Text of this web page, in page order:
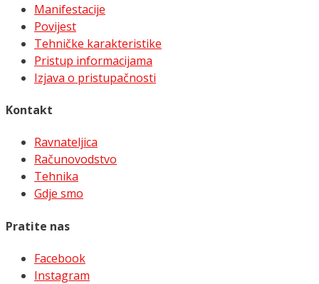
Manifestacije
Povijest
Tehničke karakteristike
Pristup informacijama
Izjava o pristupačnosti
Kontakt
Ravnateljica
Računovodstvo
Tehnika
Gdje smo
Pratite nas
Facebook
Instagram